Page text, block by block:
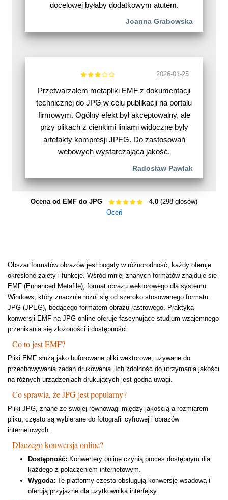
docelowej byłaby dodatkowym atutem.
Joanna Grabowska
2026-01-25
Przetwarzałem metapliki EMF z dokumentacji
technicznej do JPG w celu publikacji na portalu
firmowym. Ogólny efekt był akceptowalny, ale
przy plikach z cienkimi liniami widoczne były
artefakty kompresji JPEG. Do zastosowań
webowych wystarczająca jakość.
Radosław Pawlak
Ocena od EMF do JPG 4.0 (298 głosów)
Oceń
Obszar formatów obrazów jest bogaty w różnorodność, każdy oferuje
określone zalety i funkcje. Wśród mniej znanych formatów znajduje się
EMF (Enhanced Metafile), format obrazu wektorowego dla systemu
Windows, który znacznie różni się od szeroko stosowanego formatu
JPG (JPEG), będącego formatem obrazu rastrowego. Praktyka
konwersji EMF na JPG online oferuje fascynujące studium wzajemnego
przenikania się złożoności i dostępności.
Co to jest EMF?
Pliki EMF służą jako buforowane pliki wektorowe, używane do
przechowywania zadań drukowania. Ich zdolność do utrzymania jakości
na różnych urządzeniach drukujących jest godna uwagi.
Co sprawia, że JPG jest popularny?
Pliki JPG, znane ze swojej równowagi między jakością a rozmiarem
pliku, często są wybierane do fotografii cyfrowej i obrazów
internetowych.
Dlaczego konwersja online?
Dostępność: Konwertery online czynią proces dostępnym dla
każdego z połączeniem internetowym.
Wygoda: Te platformy często obsługują konwersję wsadową i
oferują przyjazne dla użytkownika interfejsy.